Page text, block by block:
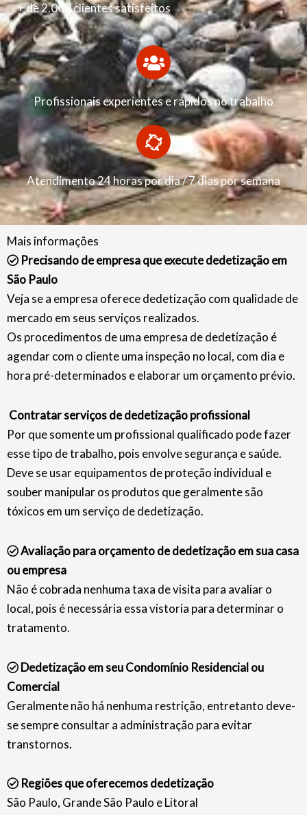
+ de 2.000 clientes satisfeitos
Profissionais experientes e rápidos no trabalho
Atendimento 24 horas por dia / 7 dias por semana
Mais informações
Precisando de empresa que execute dedetização em
São Paulo
Veja se a empresa oferece dedetização com qualidade de
mercado em seus serviços realizados.
Os procedimentos de uma empresa de dedetização é
agendar com o cliente uma inspeção no local, com dia e
hora pré-determinados e elaborar um orçamento prévio.
Contratar serviços de dedetização profissional
Por que somente um profissional qualificado pode fazer
esse tipo de trabalho, pois envolve segurança e saúde.
Deve se usar equipamentos de proteção individual e
souber manipular os produtos que geralmente são
tóxicos em um serviço de dedetização.
Avaliação para orçamento de dedetização em sua casa
ou empresa
Não é cobrada nenhuma taxa de visita para avaliar o
local, pois é necessária essa vistoria para determinar o
tratamento.
Dedetização em seu Condomínio Residencial ou
Comercial
Geralmente não há nenhuma restrição, entretanto deve-
se sempre consultar a administração para evitar
transtornos.
Regiões que oferecemos dedetização
São Paulo, Grande São Paulo e Litoral